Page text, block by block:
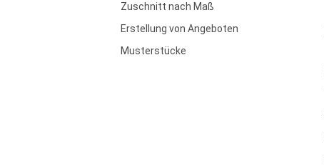
Zuschnitt nach Maß
Erstellung von Angeboten
Musterstücke